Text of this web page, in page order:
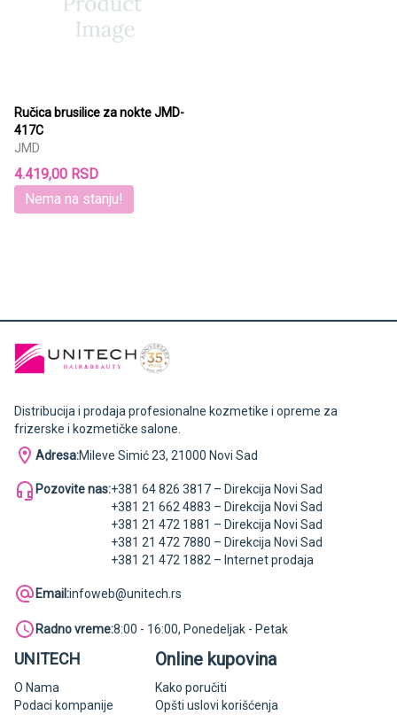
Ručica brusilice za nokte JMD-
417C
JMD
4.419,00 RSD
Nema na stanju!
Distribucija i prodaja profesionalne kozmetike i opreme za
frizerske i kozmetičke salone.
Adresa:Mileve Simić 23, 21000 Novi Sad
Pozovite nas:+381 64 826 3817 – Direkcija Novi Sad
+381 21 662 4883 – Direkcija Novi Sad
+381 21 472 1881 – Direkcija Novi Sad
+381 21 472 7880 – Direkcija Novi Sad
+381 21 472 1882 – Internet prodaja
Email:infoweb@unitech.rs
Radno vreme:8:00 - 16:00, Ponedeljak - Petak
UNITECH
O Nama
Podaci kompanije
Online kupovina
Kako poručiti
Opšti uslovi korišćenja